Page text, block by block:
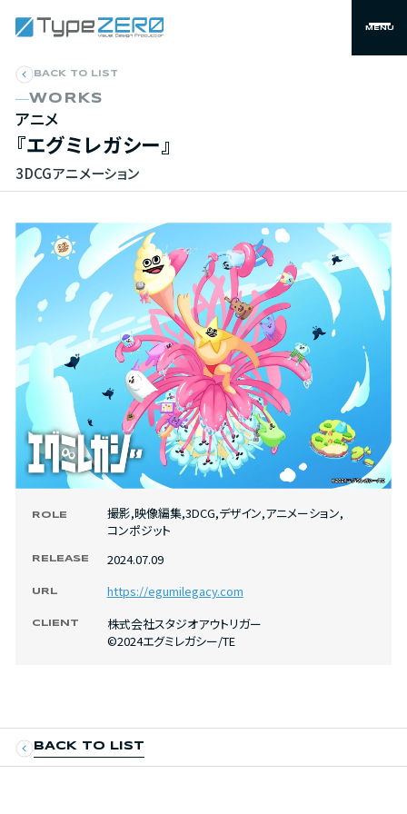
MENU
BACK TO LIST
WORKS
アニメ
『エグミレガシー』
3DCGアニメーション
ROLE 撮影,映像編集,3DCG,デザイン,アニメーション,
コンポジット
RELEASE 2024.07.09
URL https://egumilegacy.com
CLIENT
株式会社スタジオアウトリガー
©2024エグミレガシー/TE
BACK TO LIST